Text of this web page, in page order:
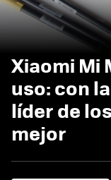
Xiaomi Mi
uso: con
líder de
mejor